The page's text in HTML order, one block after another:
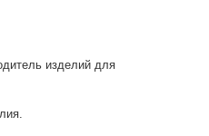
изделий для